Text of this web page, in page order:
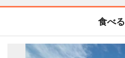
食べる